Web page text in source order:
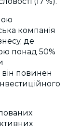
компанія
де
понад 50%
він повинен